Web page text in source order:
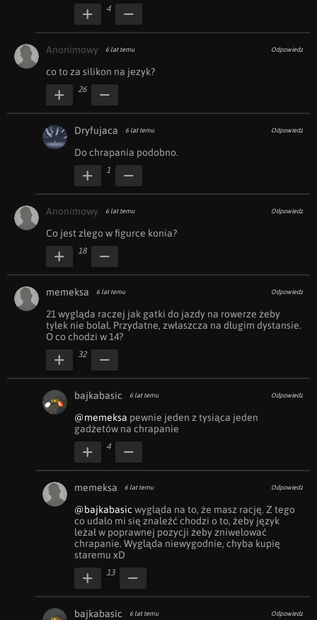
4
Anonimowy 6 lat temu Odpowiedz
co to za silikon na jezyk?
26
Dryfujaca 6 lat temu Odpowiedz
Do chrapania podobno.
1
Anonimowy 6 lat temu Odpowiedz
Co jest złego w figurce konia?
18
memeksa 6 lat temu Odpowiedz
21 wygląda raczej jak gatki do jazdy na rowerze żeby
tyłek nie bolał. Przydatne, zwłaszcza na długim dystansie.
O co chodzi w 14?
32
bajkabasic 6 lat temu Odpowiedz
@memeksa pewnie jeden z tysiąca jeden
gadżetów na chrapanie
4
memeksa 6 lat temu Odpowiedz
@bajkabasic wygląda na to, że masz rację. Z tego
co udało mi się znaleźć chodzi o to, żeby język
leżał w poprawnej pozycji żeby zniwelować
chrapanie. Wygląda niewygodnie, chyba kupię
staremu xD
13
bajkabasic 6 lat temu Odpowiedz